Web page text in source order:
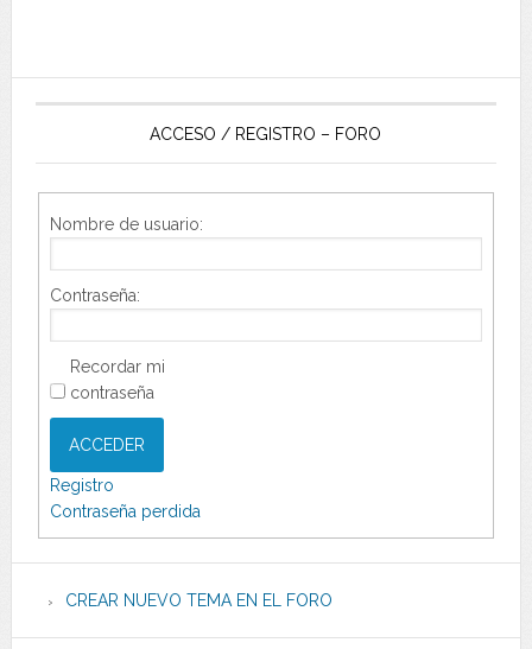
ACCESO / REGISTRO – FORO
Nombre de usuario:
Contraseña:
Recordar mi
contraseña
ACCEDER
Registro
Contraseña perdida
CREAR NUEVO TEMA EN EL FORO